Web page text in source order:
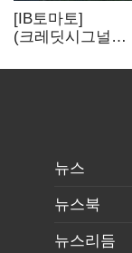
[IB토마토]
(크레딧시그널)
데이터센터 타고
뉴스
뉴스북
뉴스리듬